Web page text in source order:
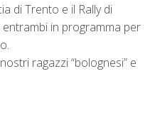
di Trento e il Rally di
entrambi in programma per
ragazzi “bolognesi” e